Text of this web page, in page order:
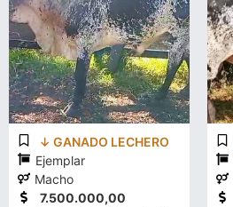
↓ GANADO LECHERO
Ejemplar
Macho
7.500.000,00